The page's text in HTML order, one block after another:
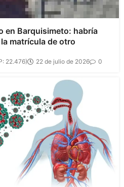
en Barquisimeto: habría
matrícula de otro
22.476) 22 de julio de 2026 0